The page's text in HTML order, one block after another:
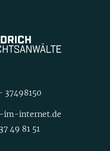
37498150
im-internet.de
49 81 51